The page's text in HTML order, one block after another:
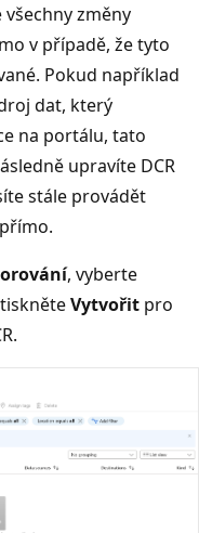
všechny změny
v případě, že tyto
Pokud například
dat, který
na portálu, tato
upravíte DCR
stále provádět
, vyberte
Vytvořit pro